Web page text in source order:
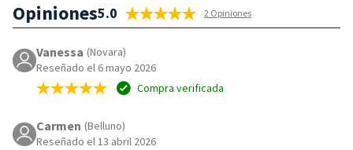
Opiniones5.0 2 Opiniones
Vanessa (Novara)
Reseñado el 6 mayo 2026
Compra verificada
Carmen (Belluno)
Reseñado el 13 abril 2026